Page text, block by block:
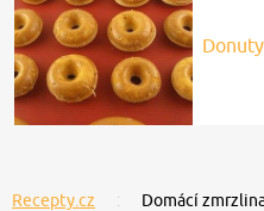
Donuty
Recepty.cz Domácí